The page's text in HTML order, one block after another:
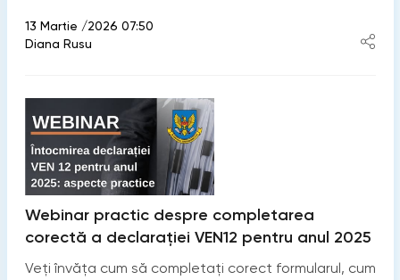
13 Martie /2026 07:50
Diana Rusu
Webinar practic despre completarea
corectă a declarației VEN12 pentru anul 2025
Veți învăța cum să completați corect formularul, cum